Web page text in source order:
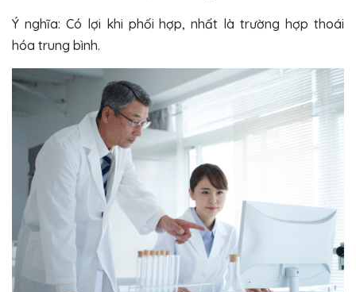
Ý nghĩa: Có lợi khi phối hợp, nhất là trường hợp thoái
hóa trung bình.